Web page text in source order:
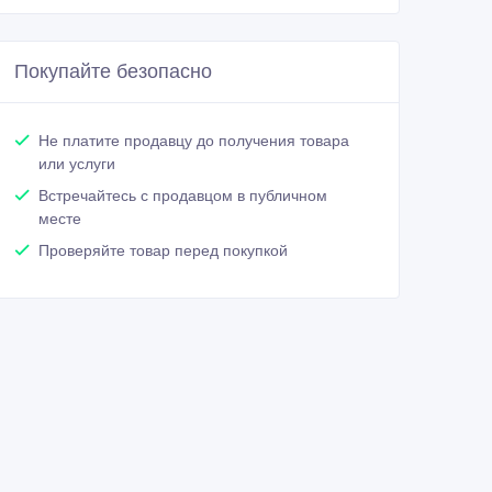
Покупайте безопасно
Не платите продавцу до получения товара
или услуги
Встречайтесь с продавцом в публичном
месте
Проверяйте товар перед покупкой